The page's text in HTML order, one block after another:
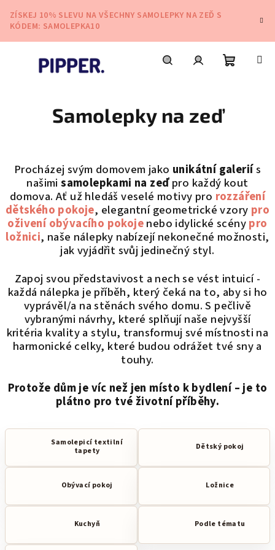
obsah
ZÍSKEJ 10% SLEVU NA VŠECHNY SAMOLEPKY NA ZEĎ S
KÓDEM: SAMOLEPKA10
Samolepky na zeď
Procházej svým domovem jako unikátní galeriís
našimisamolepkami na zeďpro každý kout
domova. Ať už hledáš veselé motivy pro rozzáření
dětského pokoje, elegantní geometrické vzory pro
oživení obývacího pokojenebo idylické scénypro
ložnici, naše nálepky nabízejí nekonečné možnosti,
jak vyjádřit svůj jedinečný styl.
Zapoj svou představivost a nech se vést intuicí -
každá nálepka je příběh, který čeká na to, aby si ho
vyprávěl/a na stěnách svého domu. S pečlivě
vybranými návrhy, které splňují naše nejvyšší
kritéria kvality a stylu, transformuj své místnosti na
harmonické celky, které budou odrážet tvé sny a
touhy.
Protože dům je víc než jen místo k bydlení – je to
plátno pro tvé životní příběhy.
Samolepicí textilní
tapety
Dětský pokoj
Obývací pokoj Ložnice
Kuchyň Podle tématu